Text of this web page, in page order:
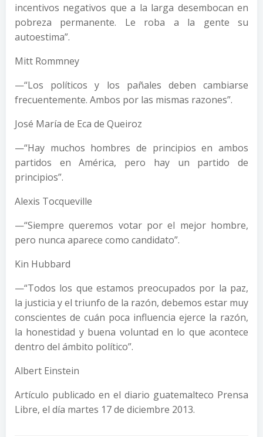
incentivos negativos que a la larga desembocan en
pobreza permanente. Le roba a la gente su
autoestima”.
Mitt Rommney
—“Los políticos y los pañales deben cambiarse
frecuentemente. Ambos por las mismas razones”.
José María de Eca de Queiroz
—“Hay muchos hombres de principios en ambos
partidos en América, pero hay un partido de
principios”.
Alexis Tocqueville
—“Siempre queremos votar por el mejor hombre,
pero nunca aparece como candidato”.
Kin Hubbard
—“Todos los que estamos preocupados por la paz,
la justicia y el triunfo de la razón, debemos estar muy
conscientes de cuán poca influencia ejerce la razón,
la honestidad y buena voluntad en lo que acontece
dentro del ámbito político”.
Albert Einstein
Artículo publicado en el diario guatemalteco Prensa
Libre, el día martes 17 de diciembre 2013.